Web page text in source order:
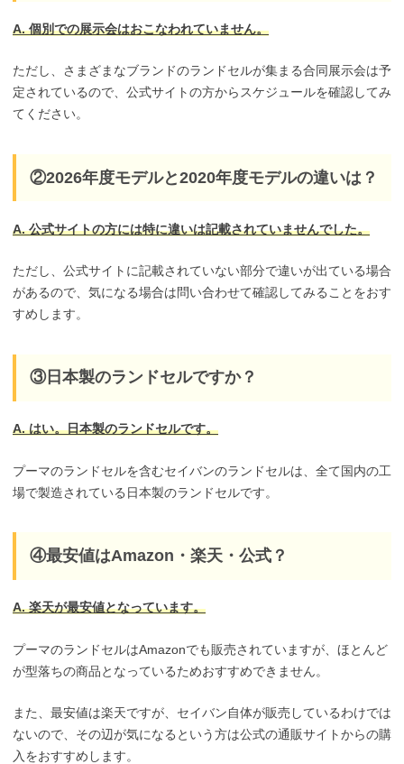
A. 個別での展示会はおこなわれていません。
ただし、さまざまなブランドのランドセルが集まる合同展示会は予
定されているので、公式サイトの方からスケジュールを確認してみ
てください。
②2026年度モデルと2020年度モデルの違いは？
A. 公式サイトの方には特に違いは記載されていませんでした。
ただし、公式サイトに記載されていない部分で違いが出ている場合
があるので、気になる場合は問い合わせて確認してみることをおす
すめします。
③日本製のランドセルですか？
A. はい。日本製のランドセルです。
プーマのランドセルを含むセイバンのランドセルは、全て国内の工
場で製造されている日本製のランドセルです。
④最安値はAmazon・楽天・公式？
A. 楽天が最安値となっています。
プーマのランドセルはAmazonでも販売されていますが、ほとんど
が型落ちの商品となっているためおすすめできません。
また、最安値は楽天ですが、セイバン自体が販売しているわけでは
ないので、その辺が気になるという方は公式の通販サイトからの購
入をおすすめします。